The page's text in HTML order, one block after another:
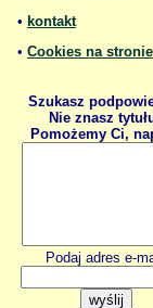
• kontakt
• Cookies na stronie
Szukasz
Nie znasz
Pomożemy Ci,
Podaj adres e-